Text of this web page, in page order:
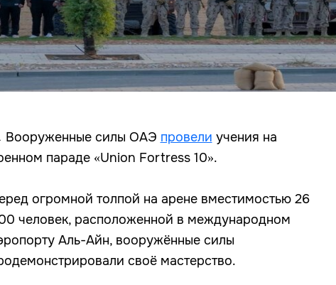
Вооруженные силы ОАЭ провели учения на
параде «Union Fortress 10».
огромной толпой на арене вместимостью 26
человек, расположенной в международном
Аль-Айн, вооружённые силы
своё мастерство.